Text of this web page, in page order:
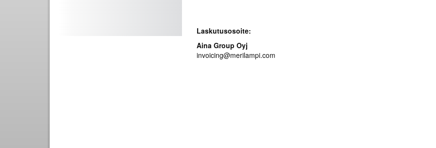
Laskutusosoite:
Aina Group Oyj
invoicing@merilampi.com